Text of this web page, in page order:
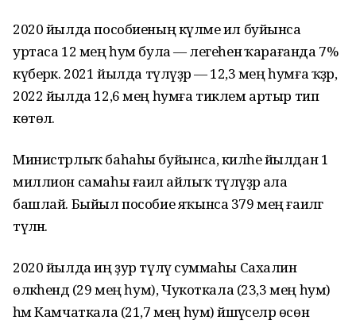
2020 йылда пособиеның күләме ил буйынса
уртаса 12 мең һум була — әлегеһенә ҡарағанда 7%
күберәк. 2021 йылда түләүҙәр — 12,3 мең һумға ҡәҙәр,
2022 йылда 12,6 мең һумға тиклем артыр тип
көтөлә.
Министрлыҡ баһаһы буйынса, киләһе йылдан 1
миллион самаһы ғаилә айлыҡ түләүҙәр ала
башлай. Быйыл пособие яҡынса 379 мең ғаиләгә
түләнә.
2020 йылда иң ҙур түләү суммаһы Сахалин
өлкәһендә (29 мең һум), Чукоткала (23,3 мең һум)
һәм Камчаткала (21,7 мең һум) йәшәүселәр өсөн